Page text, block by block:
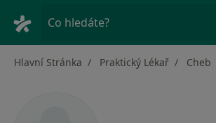
Co hledáte?
Hlavní Stránka Praktický Lékař Cheb